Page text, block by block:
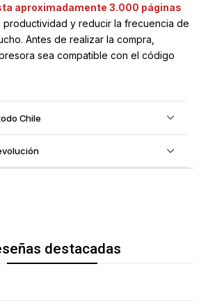
aproximadamente 3.000 páginas
productividad y reducir la frecuencia de
Antes de realizar la compra,
sea compatible con el código
Chile
destacadas